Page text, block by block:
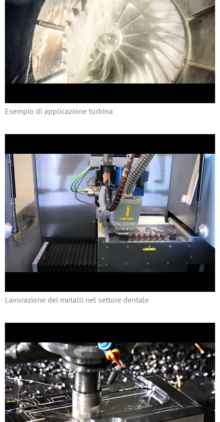
Esempio di applicazione turbina
Lavorazione dei metalli nel settore dentale